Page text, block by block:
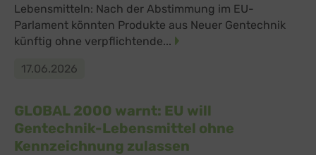
Lebensmitteln: Nach der Abstimmung im EU-
Parlament könnten Produkte aus Neuer Gentechnik
künftig ohne verpflichtende...
17.06.2026
GLOBAL 2000 warnt: EU will
Gentechnik-Lebensmittel ohne
Kennzeichnung zulassen